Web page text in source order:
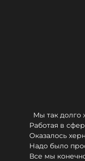
Мы так долго
Работая в
Оказалось
Надо было
Все мы